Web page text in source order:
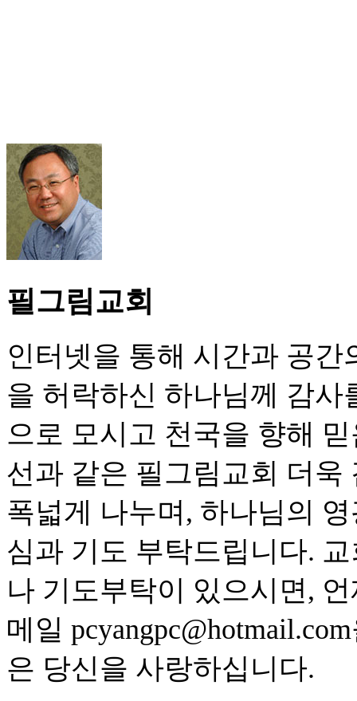
필그림교회
인터넷을 통해 시간과 공
을 허락하신 하나님께 감
으로 모시고 천국을 향해
선과 같은 필그림교회 더
폭넓게 나누며, 하나님의
심과 기도 부탁드립니다.
나 기도부탁이 있으시면,
메일
은 당신을 사랑하십니다.